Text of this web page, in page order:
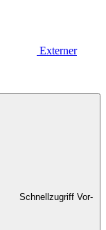
Externer
Schnellzugriff Vor-